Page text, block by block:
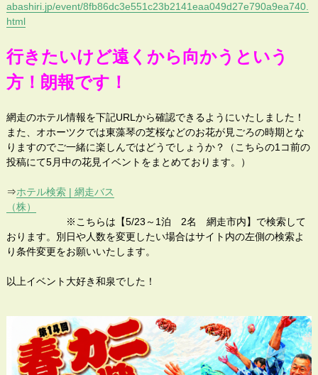
abashiri.jp/event/8fb86dc3e551c23b2141eaa049d27e790a9ea740.
html
行きたいけど遠くから向かうという
方！朗報です！
網走のホテル情報を下記URLから確認できるようにいたしました！
また、オホーツクでは東藻琴の芝桜などのお花が見ごろの時期とな
りますのでご一緒に楽しんではどうでしょうか？（こちらの1コ前の
投稿にて5月中の花見イベントをまとめております。）
⇒ホテル検索 | 網走バス
（株）
※こちらは【5/23～1泊 2名 網走市内】で検索して
おります。別日や人数を変更したい場合はサイト内の左側の検索よ
り条件変更をお願いいたします。
以上イベント大好き和泉でした！